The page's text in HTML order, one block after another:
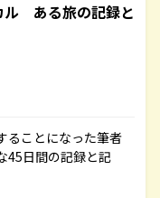
ル ある旅の記録と
ることになった筆者
45日間の記録と記